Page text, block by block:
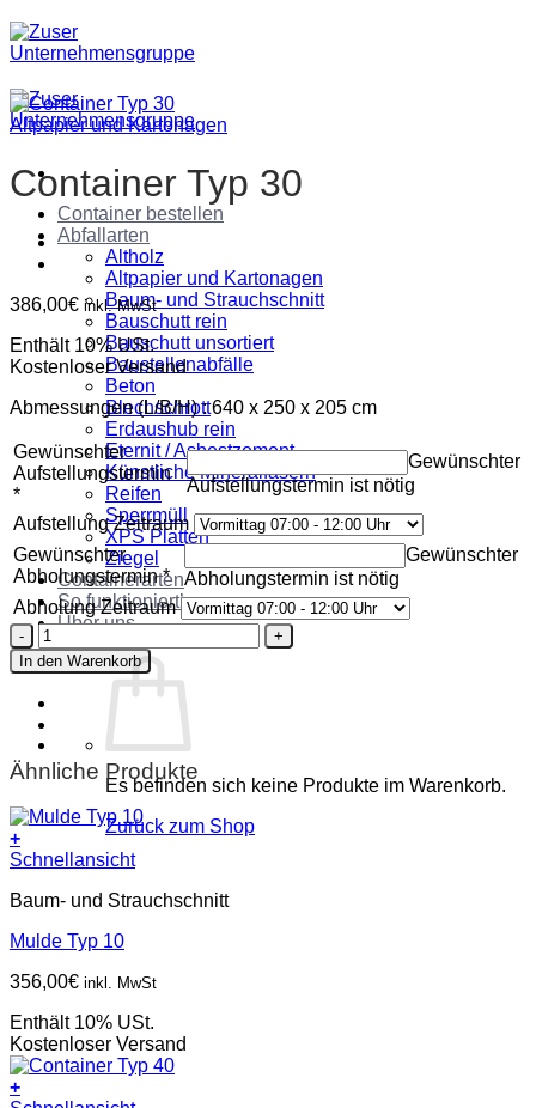
Zum
Inhalt
springen
Container bestellen
Abfallarten
Altholz
Altpapier und Kartonagen
Baum- und Strauchschnitt
Bauschutt rein
Bauschutt unsortiert
Baustellenabfälle
Beton
Blechschrott
Erdaushub rein
Eternit / Asbestzement
Künstliche Mineralfasern
Reifen
Sperrmüll
XPS Platten
Ziegel
Containerarten
So funktioniert’s
Über uns
Kontakt
Es befinden sich keine Produkte im Warenkorb.
Zurück zum Shop
Altpapier und Kartonagen
Container Typ 30
386,00€ inkl. MwSt
Enthält 10% USt.
Kostenloser Versand
Abmessungen (L/B/H) : 640 x 250 x 205 cm
Gewünschter
Aufstellungstermin
*
Gewünschter
Aufstellungstermin ist nötig
Aufstellung Zeitraum
Gewünschter
Abholungstermin*
Gewünschter
Abholungstermin ist nötig
Abholung Zeitraum
Container
Typ
30
Menge
In den Warenkorb
Ähnliche Produkte
+
Schnellansicht
Baum- und Strauchschnitt
Mulde Typ 10
356,00€ inkl. MwSt
Enthält 10% USt.
Kostenloser Versand
+